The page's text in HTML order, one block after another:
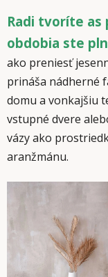
Radi tvoríte as
obdobia ste
ako preniesť
prináša nádherné
domu a vonkajšiu
vstupné dvere
vázy ako
aranžmánu.